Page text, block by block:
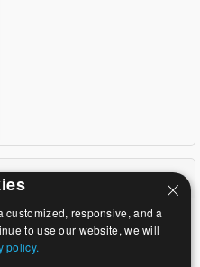
to collapse contents
responsive, and a
to use our website, we will
policy.